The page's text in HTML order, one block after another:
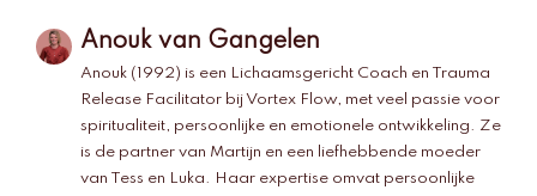
Anouk van Gangelen
Anouk (1992) is een Lichaamsgericht Coach en Trauma
Release Facilitator bij Vortex Flow, met veel passie voor
spiritualiteit, persoonlijke en emotionele ontwikkeling. Ze
is de partner van Martijn en een liefhebbende moeder
van Tess en Luka. Haar expertise omvat persoonlijke